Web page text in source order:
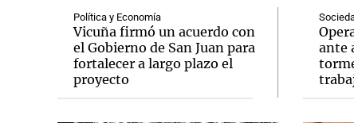
Política y Economía
Vicuña firmó un acuerdo con
el Gobierno de San Juan para
fortalecer a largo plazo el
proyecto
ante